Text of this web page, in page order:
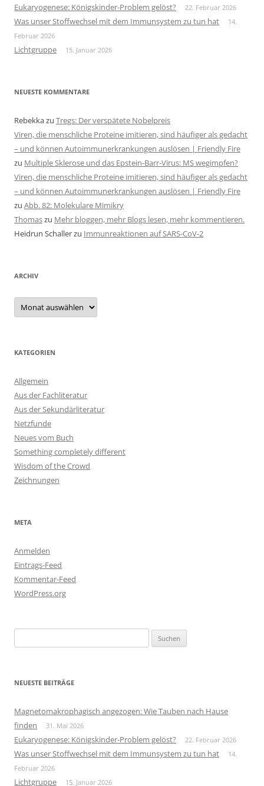
Eukaryogenese: Königskinder-Problem gelöst? 22. Februar 2026
Was unser Stoffwechsel mit dem Immunsystem zu tun hat
14.
Februar 2026
Lichtgruppe 15. Januar 2026
NEUESTE KOMMENTARE
Rebekkazu Tregs: Der verspätete Nobelpreis
Viren, die menschliche Proteine imitieren, sind häufiger als gedacht
– und können Autoimmunerkrankungen auslösen | Friendly Fire
zu Multiple Sklerose und das Epstein-Barr-Virus: MS wegimpfen?
Viren, die menschliche Proteine imitieren, sind häufiger als gedacht
– und können Autoimmunerkrankungen auslösen | Friendly Fire
zu Abb. 82: Molekulare Mimikry
Thomaszu Mehr bloggen, mehr Blogs lesen, mehr kommentieren.
Heidrun Schallerzu Immunreaktionen auf SARS-CoV-2
ARCHIV
Archiv
KATEGORIEN
Allgemein
Aus der Fachliteratur
Aus der Sekundärliteratur
Netzfunde
Neues vom Buch
Something completely different
Wisdom of the Crowd
Zeichnungen
META
Anmelden
Eintrags-Feed
Kommentar-Feed
WordPress.org
nach:
NEUESTE BEITRÄGE
Magnetomakrophagisch angezogen: Wie Tauben nach Hause
finden
31. Mai 2026
Eukaryogenese: Königskinder-Problem gelöst? 22. Februar 2026
Was unser Stoffwechsel mit dem Immunsystem zu tun hat
14.
Februar 2026
Lichtgruppe 15. Januar 2026